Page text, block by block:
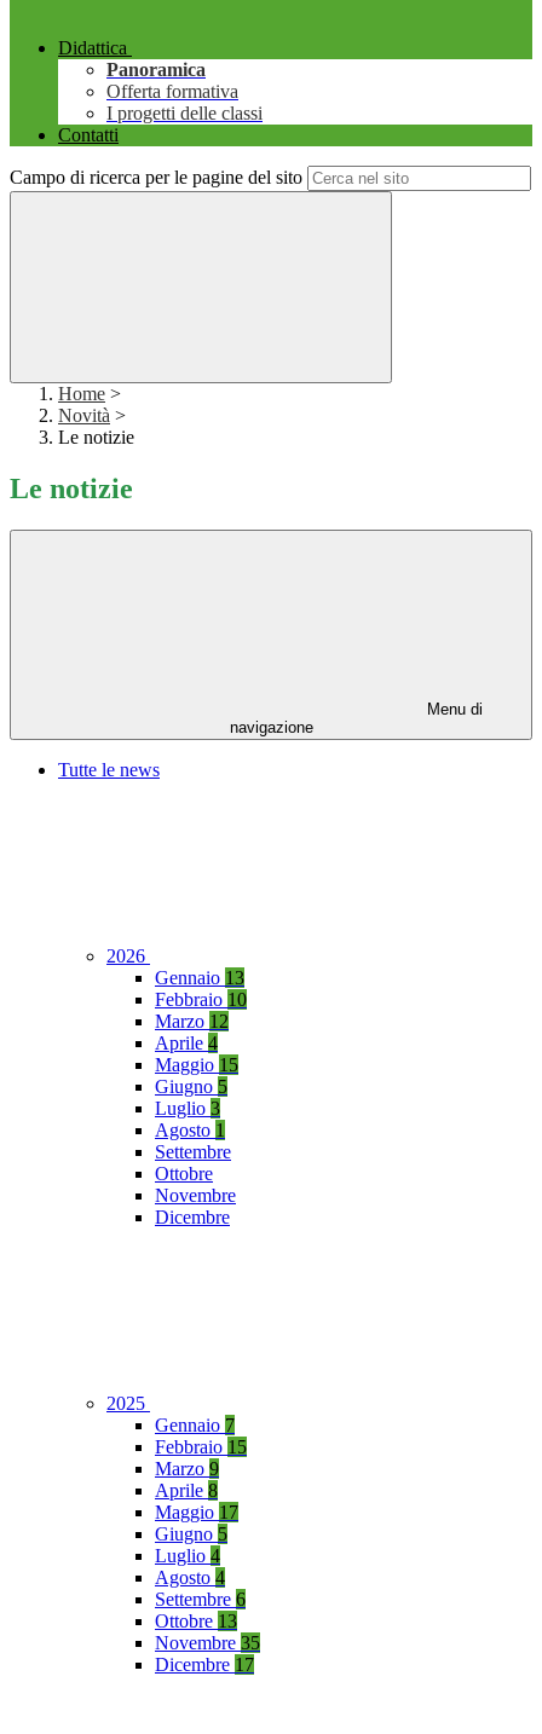
Didattica
Panoramica
Offerta formativa
I progetti delle classi
Contatti
Campo di ricerca per le pagine del sito
Home >
Novità >
Le notizie
Le notizie
Menu di
navigazione
Tutte le news
2026
Gennaio 13
Febbraio 10
Marzo 12
Aprile 4
Maggio 15
Giugno 5
Luglio 3
Agosto 1
Settembre
Ottobre
Novembre
Dicembre
2025
Gennaio 7
Febbraio 15
Marzo 9
Aprile 8
Maggio 17
Giugno 5
Luglio 4
Agosto 4
Settembre 6
Ottobre 13
Novembre 35
Dicembre 17